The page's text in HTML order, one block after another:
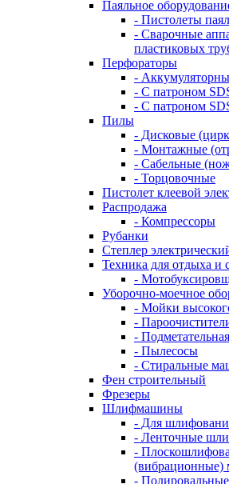
Паяльное
- Пистолеты
- Сварочные
пластиковых
Перфораторы
-
- С патроном
- С патроном
Пилы
- Дисковые
- Монтажные
- Сабельные
- Торцовочные
Пистолет клеевой
Распродажа
- Компрессоры
Рубанки
Степлер
Техника для отдыха и
-
Уборочно-моечное
- Мойки
-
-
- Пылесосы
- Стиральные
Фен строительный
Фрезеры
Шлифмашины
- Для
- Ленточные
-
-